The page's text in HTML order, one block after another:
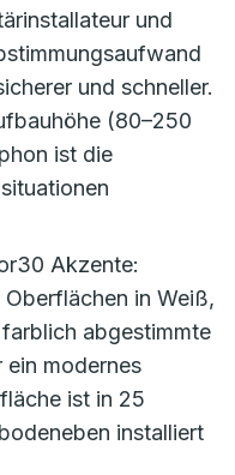
und
und schneller.
(80–250
ist die
Akzente:
in Weiß,
abgestimmte
modernes
ist in 25
installiert